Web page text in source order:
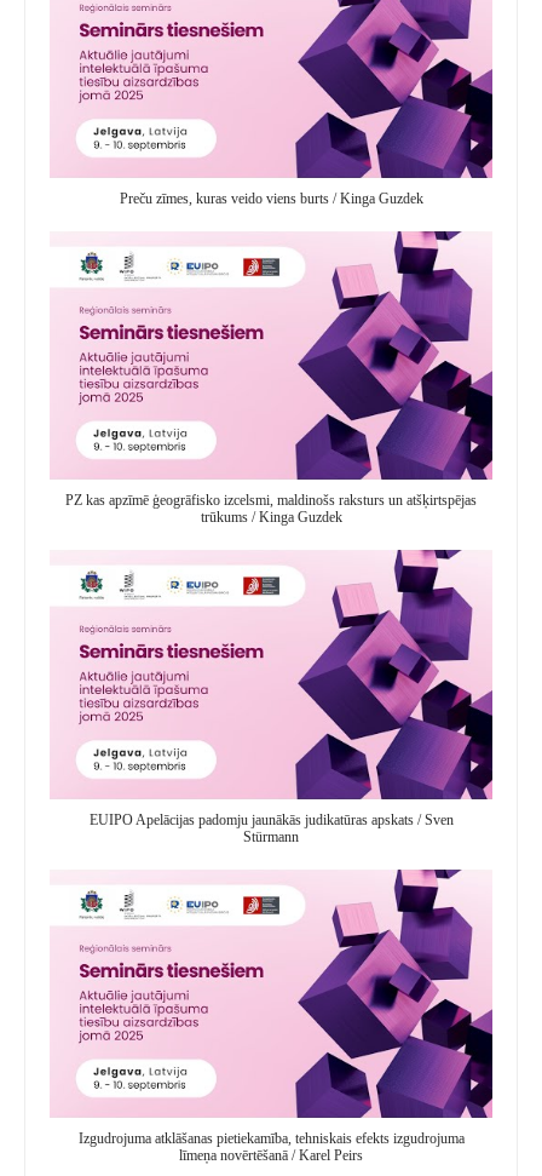
Preču zīmes, kuras veido viens burts / Kinga Guzdek
PZ kas apzīmē ģeogrāfisko izcelsmi, maldinošs raksturs un atšķirtspējas
trūkums / Kinga Guzdek
EUIPO Apelācijas padomju jaunākās judikatūras apskats / Sven
Stürmann
Izgudrojuma atklāšanas pietiekamība, tehniskais efekts izgudrojuma
līmeņa novērtēšanā / Karel Peirs